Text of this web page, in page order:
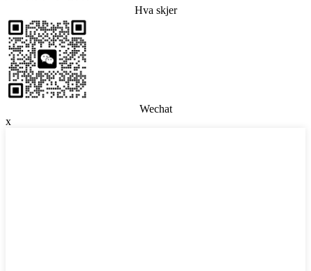
Hva skjer
Wechat
x